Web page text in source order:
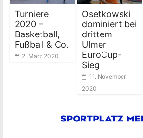
Turniere
2020 –
Basketball,
Fußball & Co.
2. März 2020
Osetkowski
dominiert bei
drittem
Ulmer
EuroCup-
Sieg
11. November
2020